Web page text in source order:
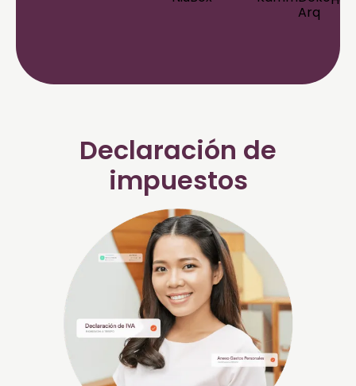
Declaración de
impuestos